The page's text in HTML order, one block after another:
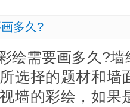
多久?
绘需要画多久?
选择的题材和墙
墙的彩绘，如果